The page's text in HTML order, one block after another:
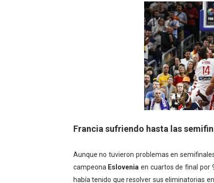
Francia sufriendo hasta las
Aunque no tuvieron problemas en
campeona Eslovenia en cuartos de final por
había tenido que resolver sus eliminatorias